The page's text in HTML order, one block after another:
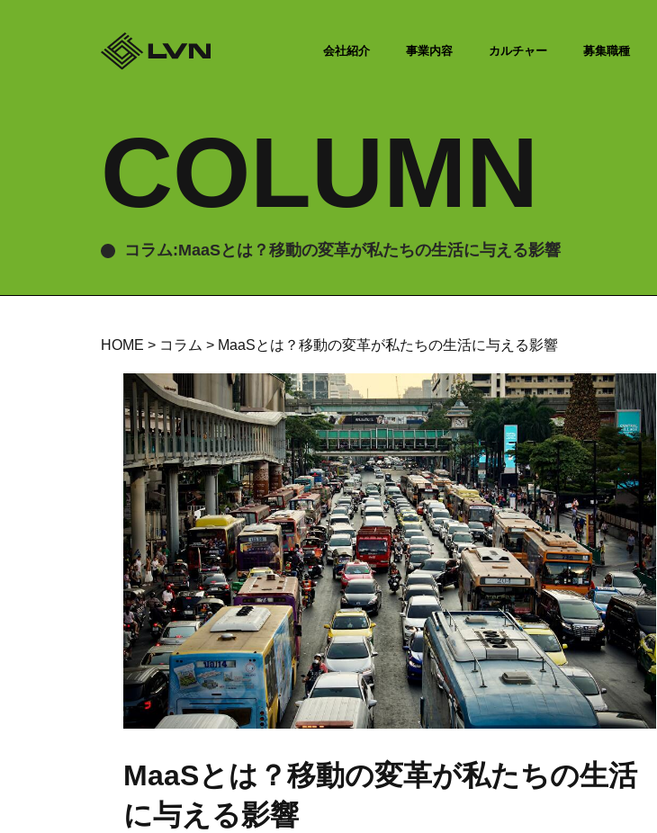
会社紹介 事業内容 カルチャー 募集職種
COLUMN
コラム:MaaSとは？移動の変革が私たちの生活に与える影響
HOME > コラム > MaaSとは？移動の変革が私たちの生活に与える影響
MaaSとは？移動の変革が私たちの生活
に与える影響